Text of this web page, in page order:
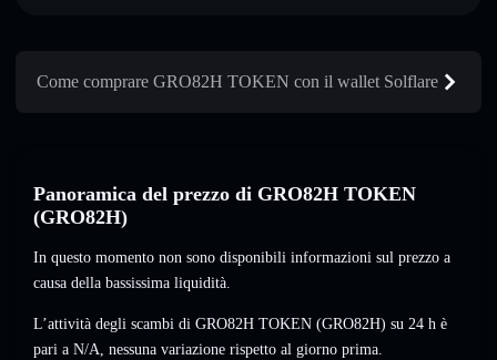
Come comprare GRO82H TOKEN con il wallet Solflare
Panoramica del prezzo di GRO82H TOKEN
(GRO82H)
In questo momento non sono disponibili informazioni sul prezzo a
causa della bassissima liquidità.
L’attività degli scambi di GRO82H TOKEN (GRO82H) su 24 h è
pari a N/A, nessuna variazione rispetto al giorno prima.